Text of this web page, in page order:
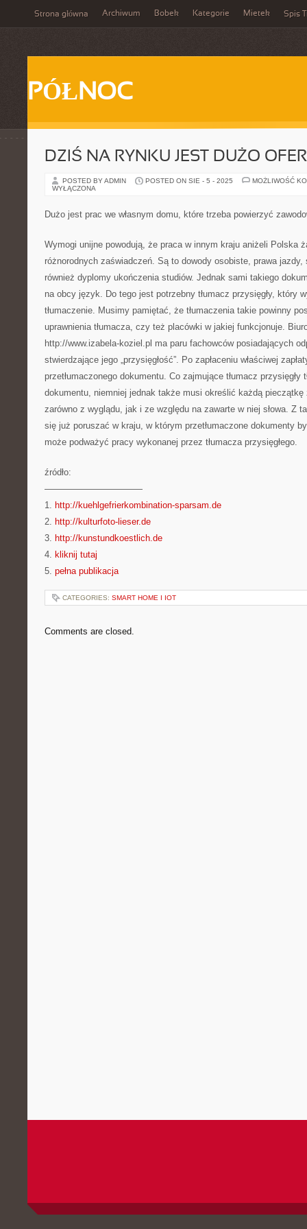
Strona główna Archiwum Bobek Kategorie Mietek Spis
PÓŁNOC
DZIŚ NA RYNKU JEST DUŻO
POSTED BY ADMIN POSTED ON SIE - 5 - 2025
MOŻLIWOŚĆ
WYŁĄCZONA
Dużo jest prac we własnym domu, które trzeba powierzyć
Wymogi unijne powodują, że praca w innym kraju aniżeli Polska
różnorodnych zaświadczeń. Są to dowody osobiste, prawa
również dyplomy ukończenia studiów. Jednak sami takiego
na obcy język. Do tego jest potrzebny tłumacz przysięgły, który
tłumaczenie. Musimy pamiętać, że tłumaczenia takie powinny
uprawnienia tłumacza, czy też placówki w jakiej funkcjonuje.
http://www.izabela-koziel.pl ma paru fachowców posiadających
stwierdzające jego „przysięgłość”. Po zapłaceniu właściwej
przetłumaczonego dokumentu. Co zajmujące tłumacz przysięgły
dokumentu, niemniej jednak także musi określić każdą pieczątkę
zarówno z wyglądu, jak i ze względu na zawarte w niej słowa. Z
się już poruszać w kraju, w którym przetłumaczone dokumenty
może podważyć pracy wykonanej przez tłumacza przysięgłego.
źródło:
———————————
1. http://kuehlgefrierkombination-sparsam.de
2. http://kulturfoto-lieser.de
3. http://kunstundkoestlich.de
4. kliknij tutaj
5. pełna publikacja
CATEGORIES: SMART HOME I IOT
Comments are closed.